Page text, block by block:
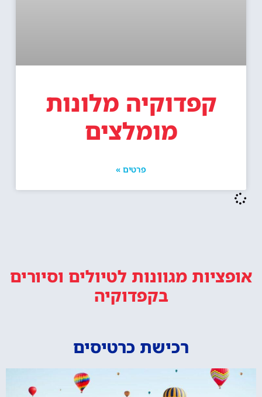
קפדוקיה מלונות
מומלצים
פרטים »
אופציות מגוונות לטיולים וסיורים
בקפדוקיה
רכישת כרטיסים